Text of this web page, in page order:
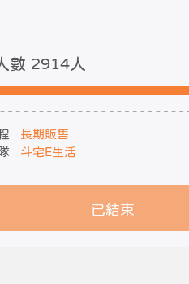
數 2914人
長期販售
斗宅E生活
已結束